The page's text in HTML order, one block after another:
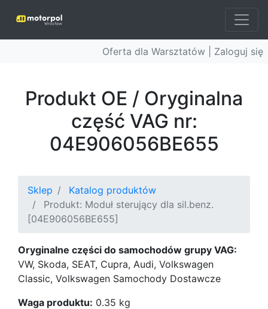
Oferta dla Warsztatów | Zaloguj się
Produkt OE / Oryginalna
część VAG nr:
04E906056BE655
Sklep
Katalog produktów
Produkt: Moduł sterujący dla sil.benz.
[04E906056BE655]
Oryginalne części do samochodów grupy VAG:
VW, Skoda, SEAT, Cupra, Audi, Volkswagen
Classic, Volkswagen Samochody Dostawcze
Waga produktu: 0.35 kg